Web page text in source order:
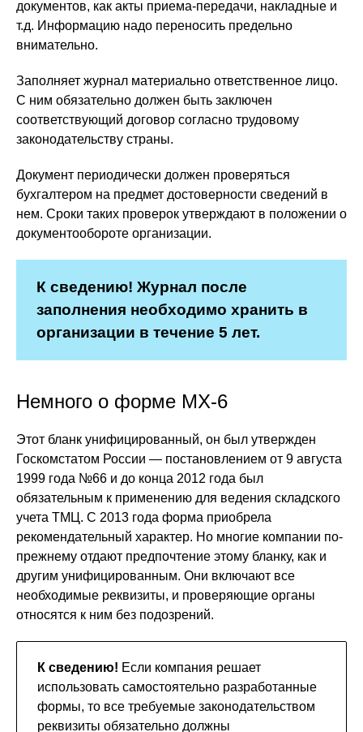
документов, как акты приема-передачи, накладные и
т.д. Информацию надо переносить предельно
внимательно.
Заполняет журнал материально ответственное лицо.
С ним обязательно должен быть заключен
соответствующий договор согласно трудовому
законодательству страны.
Документ периодически должен проверяться
бухгалтером на предмет достоверности сведений в
нем. Сроки таких проверок утверждают в положении о
документообороте организации.
К сведению! Журнал после
заполнения необходимо хранить в
организации в течение 5 лет.
Немного о форме МХ-6
Этот бланк унифицированный, он был утвержден
Госкомстатом России — постановлением от 9 августа
1999 года №66 и до конца 2012 года был
обязательным к применению для ведения складского
учета ТМЦ. С 2013 года форма приобрела
рекомендательный характер. Но многие компании по-
прежнему отдают предпочтение этому бланку, как и
другим унифицированным. Они включают все
необходимые реквизиты, и проверяющие органы
относятся к ним без подозрений.
К сведению! Если компания решает
использовать самостоятельно разработанные
формы, то все требуемые законодательством
реквизиты обязательно должны